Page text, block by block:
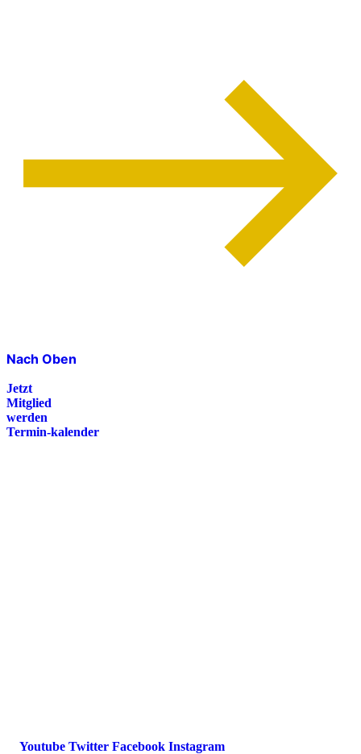
Nach Oben
Jetzt
Mitglied
werden
Termin-kalender
Youtube Twitter Facebook Instagram